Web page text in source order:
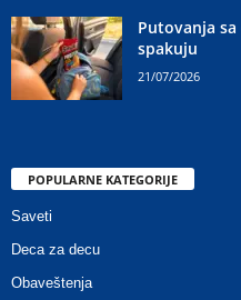
Putovanja
spakuju
21/07/2026
POPULARNE KATEGORIJE
Saveti
Deca za decu
Obaveštenja